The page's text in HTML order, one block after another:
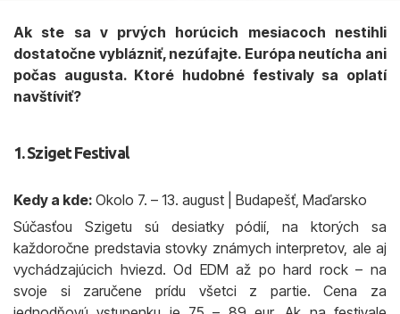
Ak ste sa v prvých horúcich mesiacoch nestihli
dostatočne vyblázniť, nezúfajte. Európa neutícha ani
počas augusta. Ktoré hudobné festivaly sa oplatí
navštíviť?
1. Sziget Festival
Kedy a kde: Okolo 7. – 13. august | Budapešť, Maďarsko
Súčasťou Szigetu sú desiatky pódií, na ktorých sa
každoročne predstavia stovky známych interpretov, ale aj
vychádzajúcich hviezd. Od EDM až po hard rock – na
svoje si zaručene prídu všetci z partie. Cena za